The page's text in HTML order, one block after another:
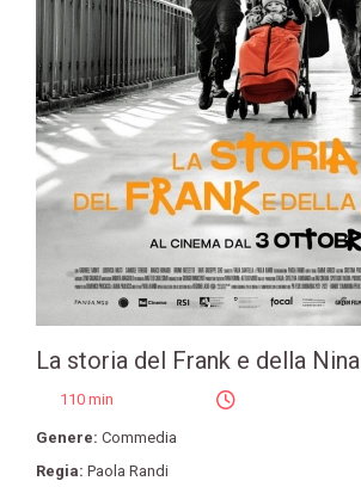
La storia del Frank e della Nina
110 min
Genere: Commedia
Regia: Paola Randi